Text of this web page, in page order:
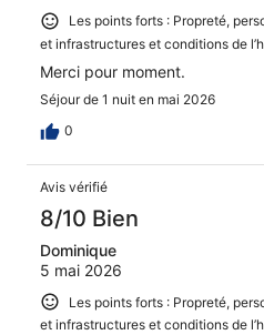
Les points forts : Propreté,
et infrastructures et conditions de
Merci pour moment.
Séjour de 1 nuit en mai 2026
0
Avis vérifié
8/10 Bien
Dominique
5 mai 2026
Les points forts : Propreté,
et infrastructures et conditions de